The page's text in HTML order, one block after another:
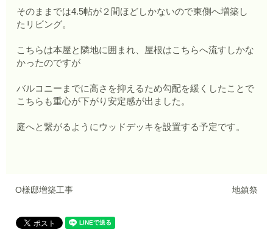
そのままでは4.5帖が２間ほどしかないので東側へ増築し
たリビング。
こちらは本屋と隣地に囲まれ、屋根はこちらへ流すしかな
かったのですが
バルコニーまでに高さを抑えるため勾配を緩くしたことで
こちらも重心が下がり安定感が出ました。
庭へと繋がるようにウッドデッキを設置する予定です。
O様邸増築工事 地鎮祭